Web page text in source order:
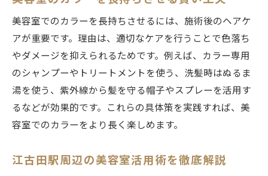
美容室でのカラーを長持ちさせるには、施術後のヘアケ
アが重要です。理由は、適切なケアを行うことで色落ち
やダメージを抑えられるためです。例えば、カラー専用
のシャンプーやトリートメントを使う、洗髪時はぬるま
湯を使う、紫外線から髪を守る帽子やスプレーを活用す
るなどが効果的です。これらの具体策を実践すれば、美
容室でのカラーをより長く楽しめます。
江古田駅周辺の美容室活用術を徹底解説